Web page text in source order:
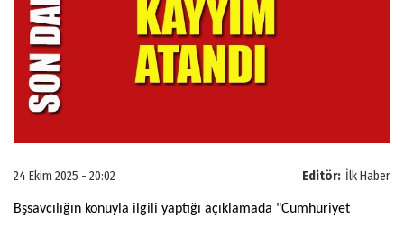
Editör: İlk Haber
24 Ekim 2025 - 20:02
Bşsavcılığın konuyla ilgili yaptığı açıklamada "Cumhuriyet